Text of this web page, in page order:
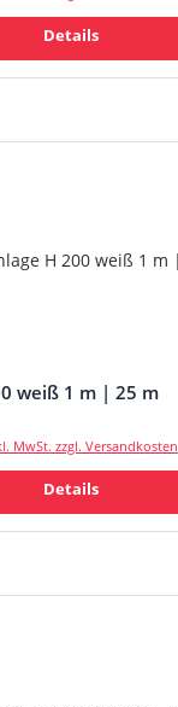
Details
weiß 1 m | 25 m
MwSt. zzgl. Versandkosten
Details